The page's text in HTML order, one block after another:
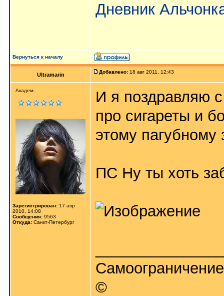
Дневник
Вернуться к началу
Ultramarin Добавлено: 18 авг 2011, 12:43
Академ.
Зарегистрирован: 17 апр
2010, 14:08
Сообщения: 9563
Откуда: Санкт-Петербург
И я поздравляю
про сигареты и
этому
ПС Ну ты хоть
©